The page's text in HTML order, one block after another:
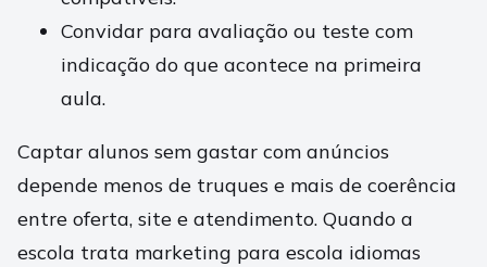
Convidar para avaliação ou teste com
indicação do que acontece na primeira
aula.
Captar alunos sem gastar com anúncios
depende menos de truques e mais de coerência
entre oferta, site e atendimento. Quando a
escola trata marketing para escola idiomas